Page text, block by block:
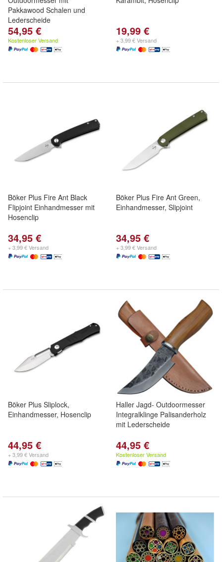
Pakkawood Schalen und
Lederscheide
54,95 €
Kostenloser Versand
19,99 €
+ 3,99 € Versand
Böker Plus Fire Ant Black
Flipjoint Einhandmesser mit
Hosenclip
34,95 €
+ 3,99 € Versand
Böker Plus Fire Ant Green,
Einhandmesser, Slipjoint
34,95 €
+ 3,99 € Versand
Böker Plus Sliplock,
Einhandmesser, Hosenclip
44,95 €
+ 3,99 € Versand
Haller Jagd- Outdoormesser
Integralklinge Palisanderholz
mit Lederscheide
44,95 €
Kostenloser Versand